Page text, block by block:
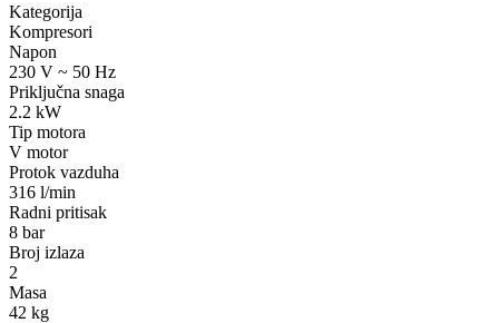
Kategorija
Kompresori
Napon
230 V ~ 50 Hz
Priključna snaga
2.2 kW
Tip motora
V motor
Protok vazduha
316 l/min
Radni pritisak
8 bar
Broj izlaza
2
Masa
42 kg